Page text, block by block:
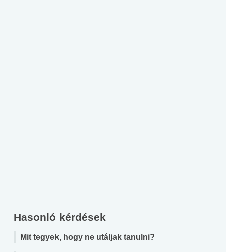
Hasonló kérdések
Mit tegyek, hogy ne utáljak tanulni?